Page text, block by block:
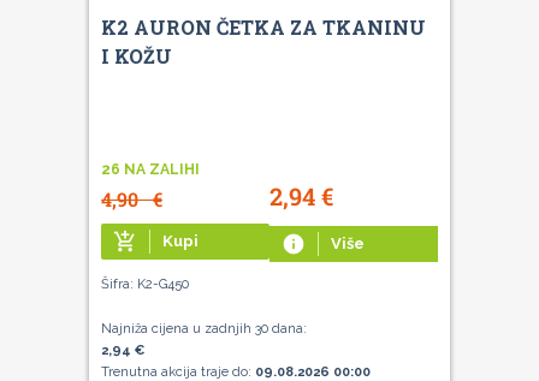
K2 AURON ČETKA ZA TKANINU
I KOŽU
26 NA ZALIHI
4,90€ 2,94€
add_shopping_cart Kupi info Više
Šifra: K2-G450
Najniža cijena u zadnjih 30 dana:
2,94 €
Trenutna akcija traje do: 09.08.2026 00:00